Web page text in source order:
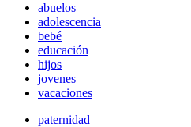
abuelos
adolescencia
bebé
educación
hijos
jovenes
vacaciones
paternidad